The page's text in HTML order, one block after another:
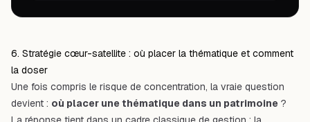
6. Stratégie cœur-satellite : où placer la thématique et comment
la doser
Une fois compris le risque de concentration, la vraie question
devient : où placer une thématique dans un patrimoine ?